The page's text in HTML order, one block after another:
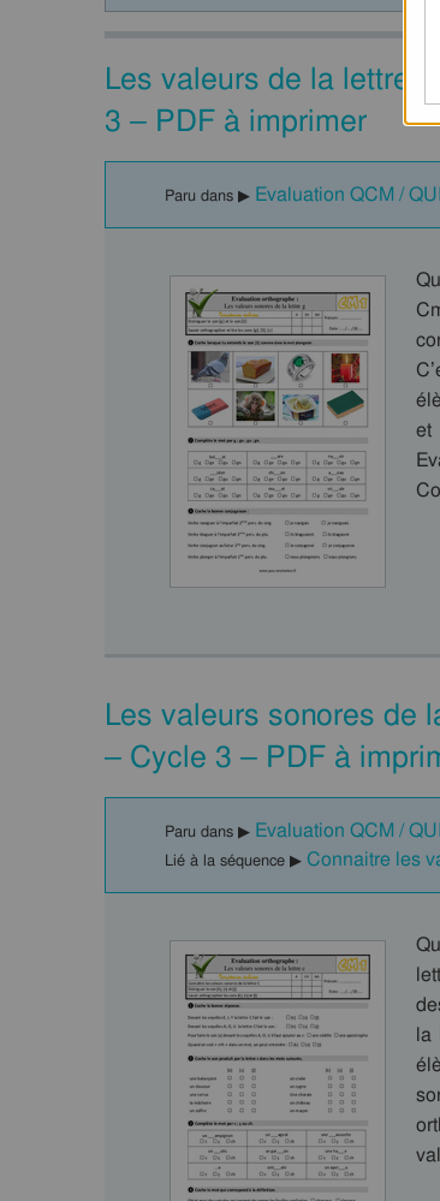
Les valeurs de la lettre
3 – PDF à imprimer
Paru dans ▶ Evaluation QCM /
et
Les valeurs sonores de
– Cycle 3 – PDF à
Paru dans ▶ Evaluation QCM /
Lié à la séquence ▶ Connaitre les
la